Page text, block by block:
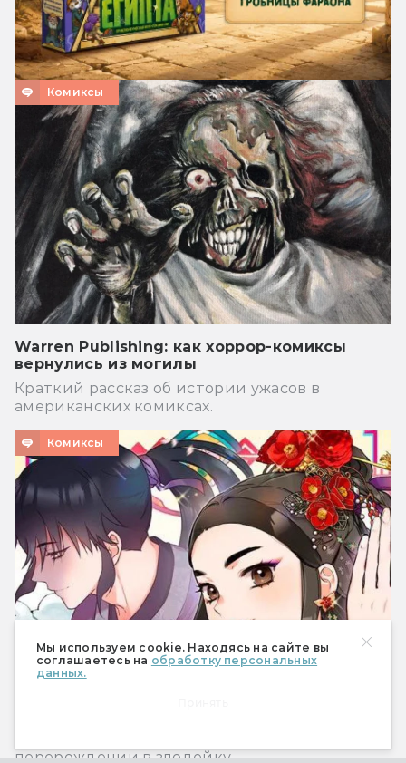
Мы используем cookie. Находясь на сайте вы
соглашаетесь на обработку персональных
данных.
Комиксы
Warren Publishing: как хоррор-комиксы
вернулись из могилы
Краткий рассказ об истории ужасов в
американских комиксах.
Комиксы
перерождении в злодейку